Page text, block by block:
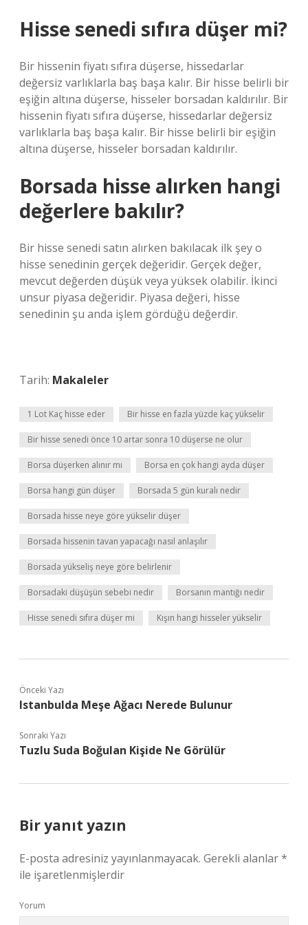
Hisse senedi sıfıra düşer mi?
Bir hissenin fiyatı sıfıra düşerse, hissedarlar
değersiz varlıklarla baş başa kalır. Bir hisse belirli bir
eşiğin altına düşerse, hisseler borsadan kaldırılır. Bir
hissenin fiyatı sıfıra düşerse, hissedarlar değersiz
varlıklarla baş başa kalır. Bir hisse belirli bir eşiğin
altına düşerse, hisseler borsadan kaldırılır.
Borsada hisse alırken hangi
değerlere bakılır?
Bir hisse senedi satın alırken bakılacak ilk şey o
hisse senedinin gerçek değeridir. Gerçek değer,
mevcut değerden düşük veya yüksek olabilir. İkinci
unsur piyasa değeridir. Piyasa değeri, hisse
senedinin şu anda işlem gördüğü değerdir.
Tarih: Makaleler
1 Lot Kaç hisse eder Bir hisse en fazla yüzde kaç yükselir
Bir hisse senedi önce 10 artar sonra 10 düşerse ne olur
Borsa düşerken alınır mı Borsa en çok hangi ayda düşer
Borsa hangi gün düşer Borsada 5 gün kuralı nedir
Borsada hisse neye göre yükselir düşer
Borsada hissenin tavan yapacağı nasıl anlaşılır
Borsada yükseliş neye göre belirlenir
Borsadaki düşüşün sebebi nedir Borsanın mantığı nedir
Hisse senedi sıfıra düşer mi Kışın hangi hisseler yükselir
Önceki Yazı
Istanbulda Meşe Ağacı Nerede Bulunur
Sonraki Yazı
Tuzlu Suda Boğulan Kişide Ne Görülür
Bir yanıt yazın
E-posta adresiniz yayınlanmayacak. Gerekli alanlar*
ile işaretlenmişlerdir
Yorum